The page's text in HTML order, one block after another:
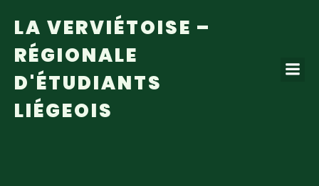
LA VERVIÉTOISE –
RÉGIONALE
D'ÉTUDIANTS
LIÉGEOIS